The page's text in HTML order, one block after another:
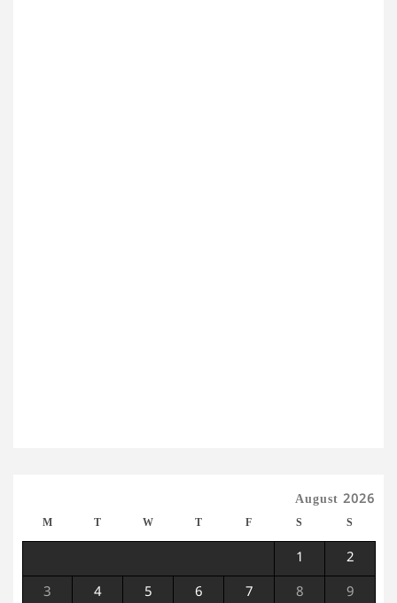
August 2026
M T W T F S S
1 2
3 4 5 6 7 8 9